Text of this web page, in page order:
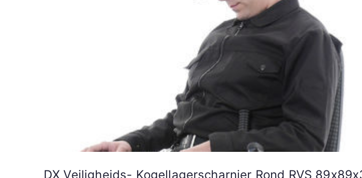
DX Veiligheids- Kogellagerscharnier Rond RVS